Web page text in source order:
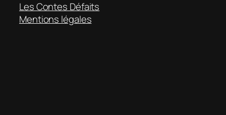
Les Contes Défaits
Mentions légales